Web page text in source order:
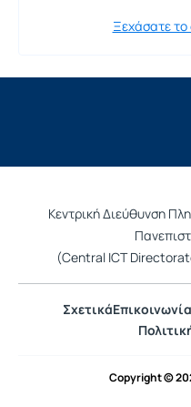
Ξεχάσατε
Κεντρική Διεύθυνση
(Central ICT
ΣχετικάΕπικοινωνία
Copyright ©